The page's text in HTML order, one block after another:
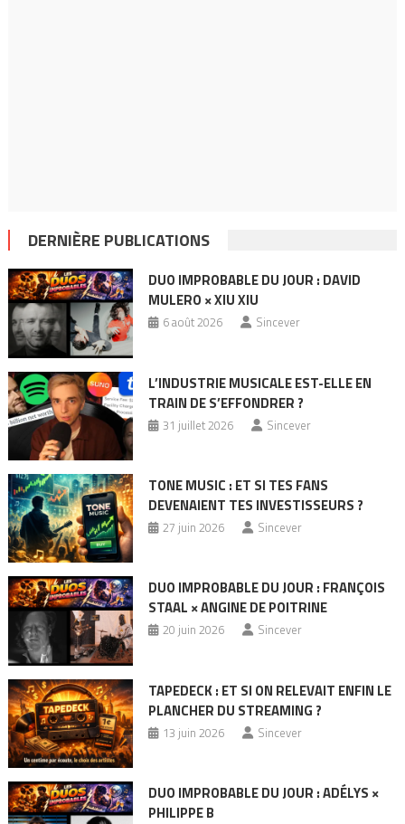
DERNIÈRE PUBLICATIONS
DUO IMPROBABLE DU JOUR : DAVID
MULERO × XIU XIU
6 août 2026 Sincever
L’INDUSTRIE MUSICALE EST-ELLE EN
TRAIN DE S’EFFONDRER ?
31 juillet 2026 Sincever
TONE MUSIC : ET SI TES FANS
DEVENAIENT TES INVESTISSEURS ?
27 juin 2026 Sincever
DUO IMPROBABLE DU JOUR : FRANÇOIS
STAAL × ANGINE DE POITRINE
20 juin 2026 Sincever
TAPEDECK : ET SI ON RELEVAIT ENFIN LE
PLANCHER DU STREAMING ?
13 juin 2026 Sincever
DUO IMPROBABLE DU JOUR : ADÉLYS ×
PHILIPPE B